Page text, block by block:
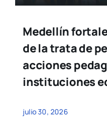
Medellín
de la trata de
acciones
instituciones
julio 30, 2026